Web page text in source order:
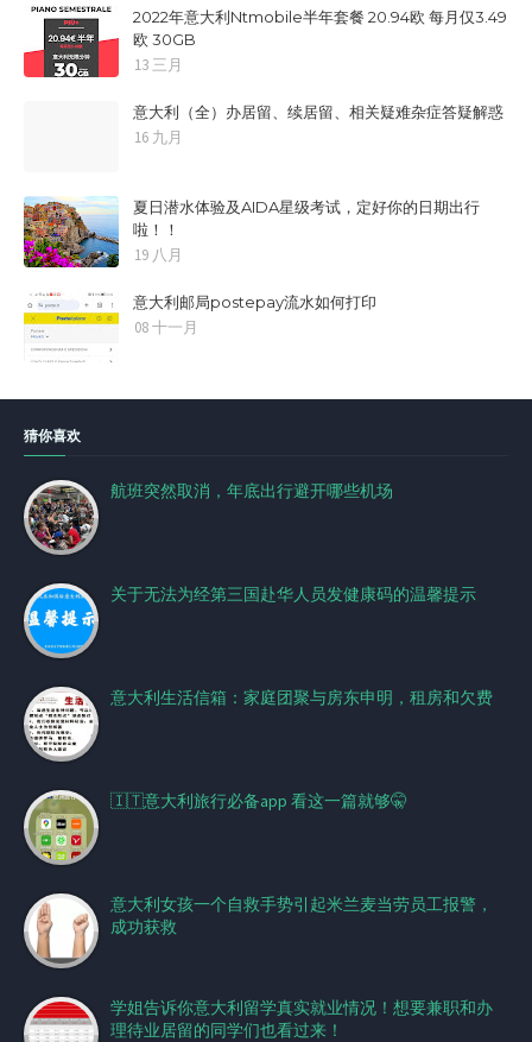
2022年意大利Ntmobile半年套餐 20.94欧 每月仅3.49
欧 30GB
13 三月
意大利（全）办居留、续居留、相关疑难杂症答疑解惑
16 九月
夏日潜水体验及AIDA星级考试，定好你的日期出行
啦！！
19 八月
意大利邮局postepay流水如何打印
08 十一月
猜你喜欢
航班突然取消，年底出行避开哪些机场
关于无法为经第三国赴华人员发健康码的温馨提示
意大利生活信箱：家庭团聚与房东申明，租房和欠费
🇮🇹意大利旅行必备app 看这一篇就够🤫
意大利女孩一个自救手势引起米兰麦当劳员工报警，
成功获救
学姐告诉你意大利留学真实就业情况！想要兼职和办
理待业居留的同学们也看过来！